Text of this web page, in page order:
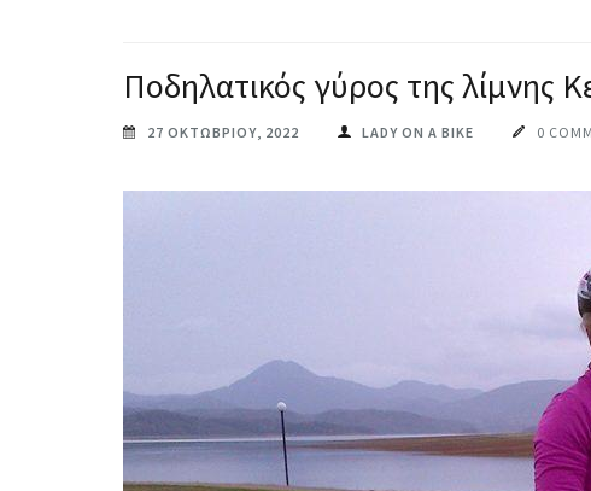
Ποδηλατικός γύρος της λίμνης
27 ΟΚΤΩΒΡΊΟΥ, 2022 LADY ON A BIKE 0